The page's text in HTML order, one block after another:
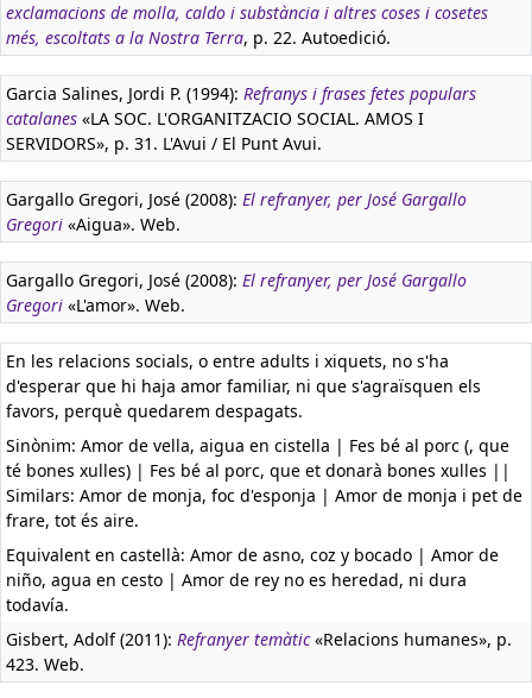
exclamacions de molla, caldo i substància i altres coses i cosetes
més, escoltats a la Nostra Terra, p. 22. Autoedició.
Garcia Salines, Jordi P. (1994): Refranys i frases fetes populars
catalanes «LA SOC. L'ORGANITZACIO SOCIAL. AMOS I
SERVIDORS», p. 31. L'Avui / El Punt Avui.
Gargallo Gregori, José (2008): El refranyer, per José Gargallo
Gregori «Aigua». Web.
Gargallo Gregori, José (2008): El refranyer, per José Gargallo
Gregori «L'amor». Web.
En les relacions socials, o entre adults i xiquets, no s'ha
d'esperar que hi haja amor familiar, ni que s'agraïsquen els
favors, perquè quedarem despagats.
Sinònim: Amor de vella, aigua en cistella | Fes bé al porc (, que
té bones xulles) | Fes bé al porc, que et donarà bones xulles ||
Similars: Amor de monja, foc d'esponja | Amor de monja i pet de
frare, tot és aire.
Equivalent en castellà: Amor de asno, coz y bocado | Amor de
niño, agua en cesto | Amor de rey no es heredad, ni dura
todavía.
Gisbert, Adolf (2011): Refranyer temàtic«Relacions humanes», p.
423. Web.